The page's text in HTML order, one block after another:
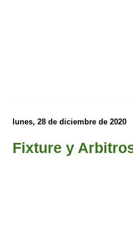
lunes, 28 de diciembre de 2020
Fixture y